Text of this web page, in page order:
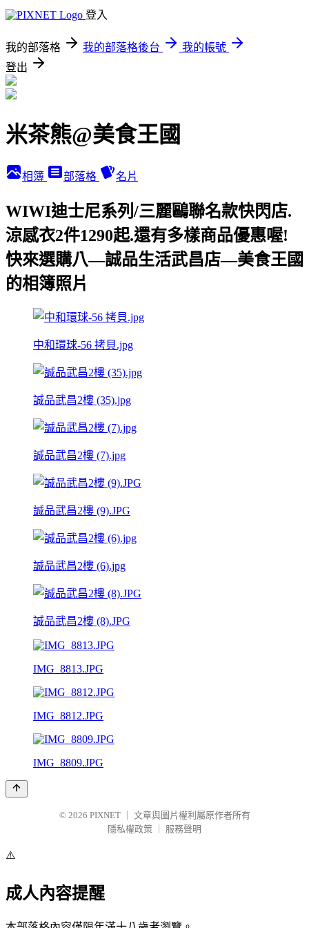
登入
我的部落格 我的部落格後台
我的帳號
登出
米茶熊@美食王國
相簿 部落格 名片
WIWI迪士尼系列/三麗鷗聯名款快閃店.
涼感衣2件1290起.還有多樣商品優惠喔!
快來選購八—誠品生活武昌店—美食王國
的相簿照片
中和環球-56 拷貝.jpg
誠品武昌2樓 (35).jpg
誠品武昌2樓 (7).jpg
誠品武昌2樓 (9).JPG
誠品武昌2樓 (6).jpg
誠品武昌2樓 (8).JPG
IMG_8813.JPG
IMG_8812.JPG
IMG_8809.JPG
© 2026 PIXNET
文章與圖片權利屬原作者所有
隱私權政策
服務聲明
⚠️
成人內容提醒